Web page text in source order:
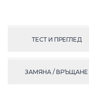
ТЕСТ И ПРЕГЛЕД
ЗАМЯНА / ВРЪЩАНЕ